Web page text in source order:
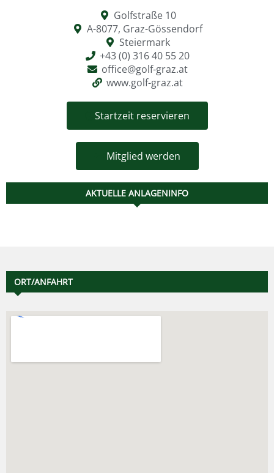
Golfstraße 10
A-8077, Graz-Gössendorf
Steiermark
+43 (0) 316 40 55 20
office@golf-graz.at
www.golf-graz.at
Startzeit reservieren
Mitglied werden
AKTUELLE ANLAGENINFO
ORT/ANFAHRT